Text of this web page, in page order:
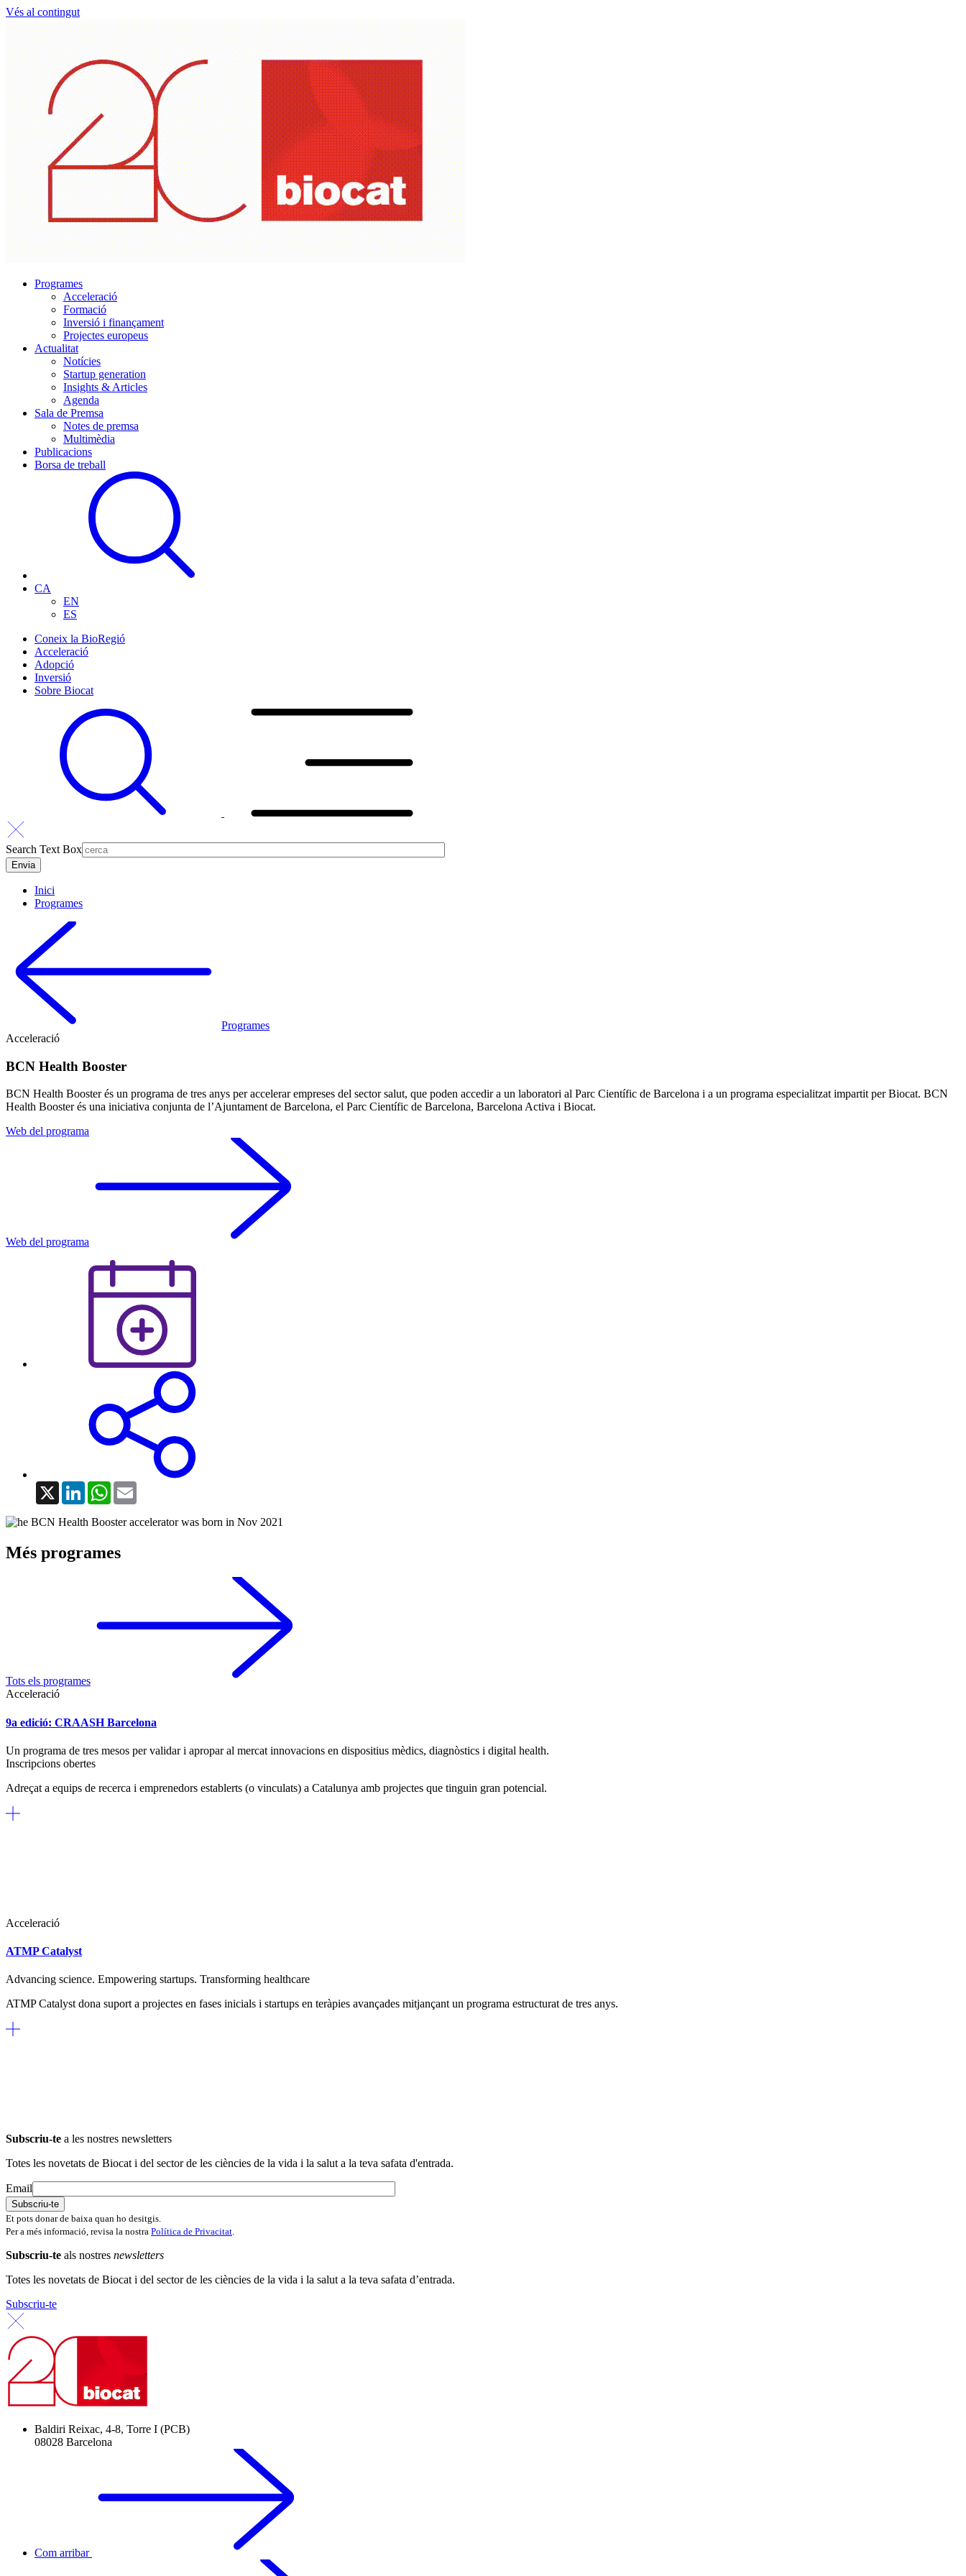
Vés al contingut
Programes
Acceleració
Formació
Inversió i finançament
Projectes europeus
Actualitat
Notícies
Startup generation
Insights & Articles
Agenda
Sala de Premsa
Notes de premsa
Multimèdia
Publicacions
Borsa de treball
CA
EN
ES
Coneix la BioRegió
Acceleració
Adopció
Inversió
Sobre Biocat
Search Text Box
Inici
Programes
Programes
Acceleració
BCN Health Booster
BCN Health Booster és un programa de tres anys per accelerar empreses del sector salut, que poden accedir a un laboratori al Parc Científic de Barcelona i a un programa especialitzat impartit per Biocat. BCN
Health Booster és una iniciativa conjunta de l’Ajuntament de Barcelona, el Parc Científic de Barcelona, Barcelona Activa i Biocat.
Web del programa
Web del programa
X LinkedInWhatsApp
Més programes
Tots els programes
Acceleració
9a edició: CRAASH Barcelona
Un programa de tres mesos per validar i apropar al mercat innovacions en dispositius mèdics, diagnòstics i digital health.
Inscripcions obertes
Adreçat a equips de recerca i emprenedors establerts (o vinculats) a Catalunya amb projectes que tinguin gran potencial.
Acceleració
ATMP Catalyst
Advancing science. Empowering startups. Transforming healthcare
ATMP Catalyst dona suport a projectes en fases inicials i startups en teràpies avançades mitjançant un programa estructurat de tres anys.
Subscriu-te a les nostres newsletters
Totes les novetats de Biocat i del sector de les ciències de la vida i la salut a la teva safata d'entrada.
Email
Et pots donar de baixa quan ho desitgis.
Per a més informació, revisa la nostra Política de Privacitat.
Subscriu-te als nostres newsletters
Totes les novetats de Biocat i del sector de les ciències de la vida i la salut a la teva safata d’entrada.
Subscriu-te
Baldiri Reixac, 4-8, Torre I (PCB)
08028 Barcelona
Com arribar